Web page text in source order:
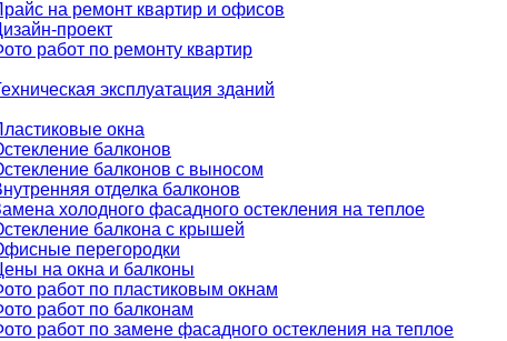
на ремонт квартир и офисов
проект
работ по ремонту квартир
эксплуатация зданий
окна
балконов
балконов с выносом
отделка балконов
холодного фасадного остекления на теплое
балкона с крышей
перегородки
на окна и балконы
работ по пластиковым окнам
работ по балконам
работ по замене фасадного остекления на теплое